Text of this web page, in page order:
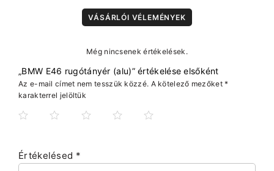
VÁSÁRLÓI VÉLEMÉNYEK
Még nincsenek értékelések.
„BMW E46 rugótányér (alu)” értékelése elsőként
Az e-mail címet nem tesszük közzé. A kötelező mezőket*
karakterrel jelöltük
Értékelésed *